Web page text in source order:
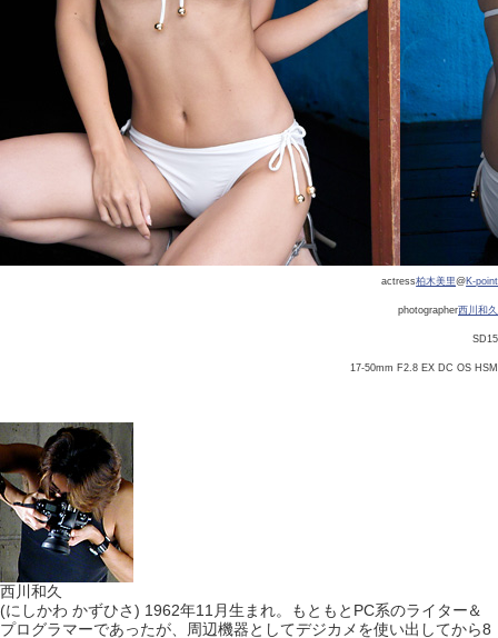
actress柏木美里@K-point
photographer西川和久
SD15
17-50mm F2.8 EX DC OS HSM
西川和久
(にしかわ かずひさ) 1962年11月生まれ。もともとPC系のライター＆
プログラマーであったが、周辺機器としてデジカメを使い出してから8